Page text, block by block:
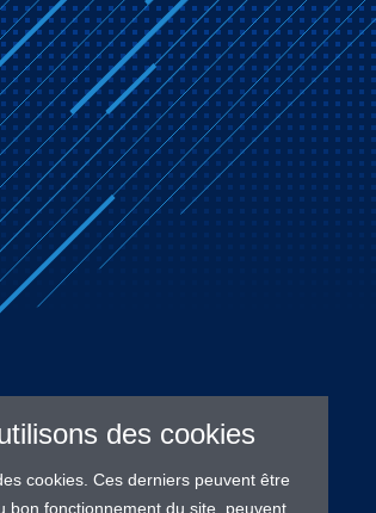
des cookies
cookies. Ces derniers peuvent être
bon fonctionnement du site, peuvent